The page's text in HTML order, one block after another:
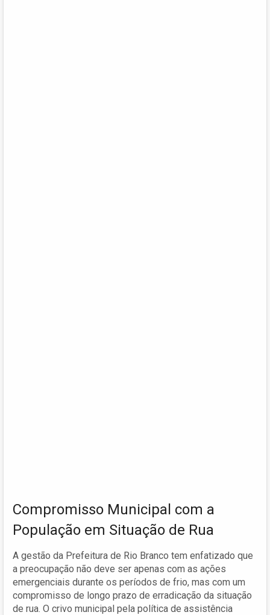
Compromisso Municipal com a
População em Situação de Rua
A gestão da Prefeitura de Rio Branco tem enfatizado que
a preocupação não deve ser apenas com as ações
emergenciais durante os períodos de frio, mas com um
compromisso de longo prazo de erradicação da situação
de rua. O crivo municipal pela política de assistência